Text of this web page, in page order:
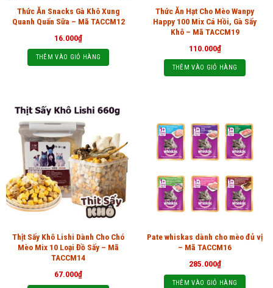
Thức Ăn Snacks Gà Khô Xung
Quanh Quấn Sữa – Mã TACCM12
16.000₫
THÊM VÀO GIỎ HÀNG
Thức Ăn Hạt Cho Mèo Wanpy
Happy 100 Mix Cá Hồi, Gà Sấy
Khô – Mã TACCM19
110.000₫
THÊM VÀO GIỎ HÀNG
Thịt Sấy Khô Lishi Dành Cho Chó
Mèo Mix 10 Loại Đồ Sấy – Mã
TACCM14
67.000₫
Pate whiskas dành cho mèo đủ vị
– Mã TACCM16
285.000₫
THÊM VÀO GIỎ HÀNG